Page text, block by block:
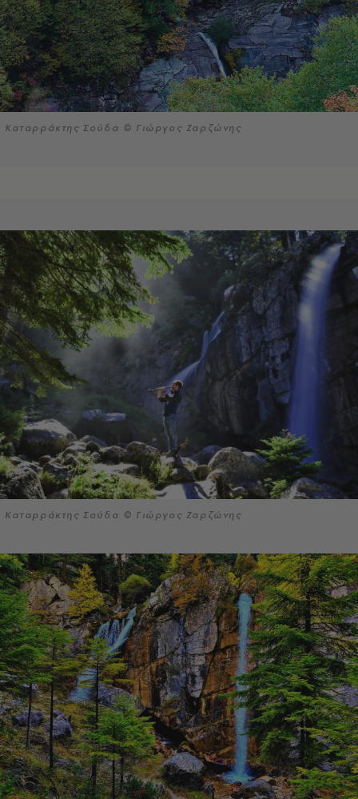
Καταρράκτης Σούδα © Γιώργος Ζαρζώνης
Καταρράκτης Σούδα © Γιώργος Ζαρζώνης